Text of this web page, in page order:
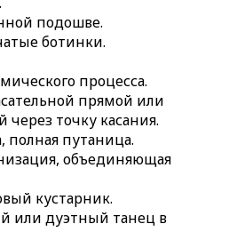
любую карту всех других
мастей.
примыкающими к нему
строениями, угодьями.
36.Хвойное дерево.
37.Фильм.
41.Аркан со скользящей
петлёй для ловли
подошве.
ботинки.
процесса.
прямой или
точку касания.
полная путаница.
объединяющая
кустарник.
или дуэтный танец в